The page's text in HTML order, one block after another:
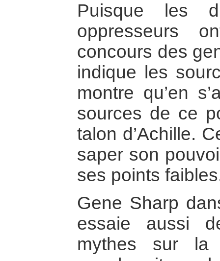
Puisque les
oppresseurs
concours des
indique les
montre qu’en
sources de ce
talon d’Achille.
saper son
ses points
Gene Sharp
essaie aussi
mythes sur la